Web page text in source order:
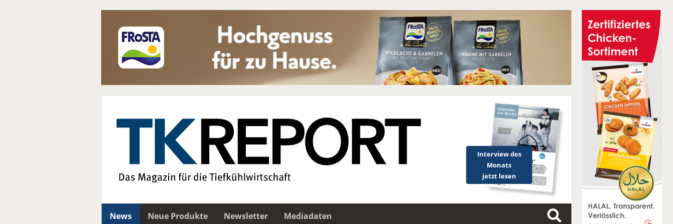
Interview des
Monats
jetzt lesen
News Neue Produkte Newsletter
Mediadaten